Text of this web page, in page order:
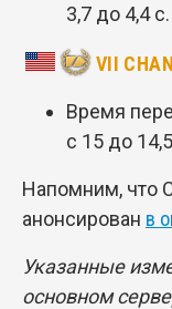
3,7 до 4,4 с.
VII
Время
с 15 до
Напомним, что
анонсирован в
Указанные
основном